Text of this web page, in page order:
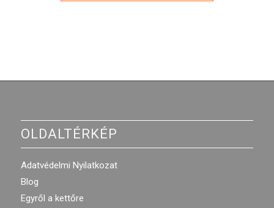
OLDALTÉRKÉP
Adatvédelmi Nyilatkozat
Blog
Egyről a kettőre